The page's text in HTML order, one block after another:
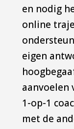
en nodig
online
eigen
aanvoelen
1-op-1
met de